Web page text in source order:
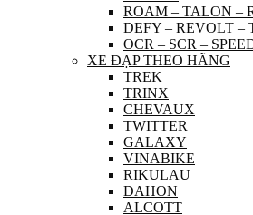
ROAM – TALON –
DEFY – REVOLT –
OCR – SCR –
XE ĐẠP THEO HÃNG
TREK
TRINX
CHEVAUX
TWITTER
GALAXY
VINABIKE
RIKULAU
DAHON
ALCOTT